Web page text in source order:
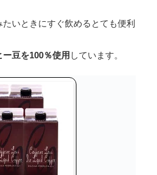
いときにすぐ飲めるとても便利
豆を100％使用 しています。